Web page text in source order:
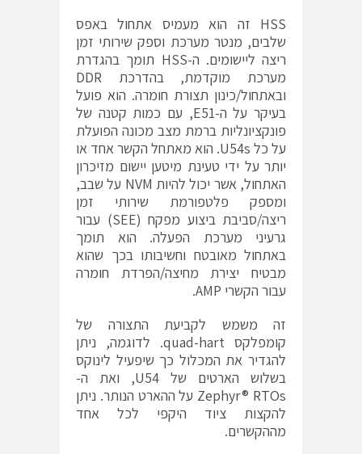
HSS זה הוא מעמיס אתחול באפס
שלבים, מנטר מערכת וספק שירותי זמן
ריצה ליישומים. ה-HSS תומך בהגדרת
מערכת מוקדמת, בהדרכת DDR
ובאתחול/כינון תצורת חומרה. הוא פועל
בעיקר על ה-E51, עם כמות קטנה של
פונקציונליות ברמת מצב מכונה הפועלת
על כל U54s. הוא מאתחל הקשר אחד או
יותר על ידי טעינת מיטען יישום מזיכרון
האתחול, אשר יכול להיות NVM על שבב,
ומספק פלטפורמת שירותי זמן
ריצה/סביבת ביצוע מפקח (SEE) עבור
גרעיני מערכת הפעלה. הוא תומך
באתחול מאובטח וחשיבותו בכך שהוא
מבטיח יצירת מחיצה/הפרדת חומרה
עבור הקשרי AMP.
זה משמש לקביעת התצורה של
קומפלקס quad-hart. לדוגמה, ניתן
להגדיר את המכלול כך שיפעיל לינוקס
בשלוש הארטים של U54, ואת ה-
Zephyr® RTOs על ההארט הנותר. ניתן
להקצות ציוד היקפי לכל אחד
מההקשרים.